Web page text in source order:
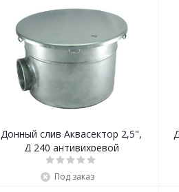
Донный слив Аквасектор 2,5",
Д 240 антивихревой
Под заказ